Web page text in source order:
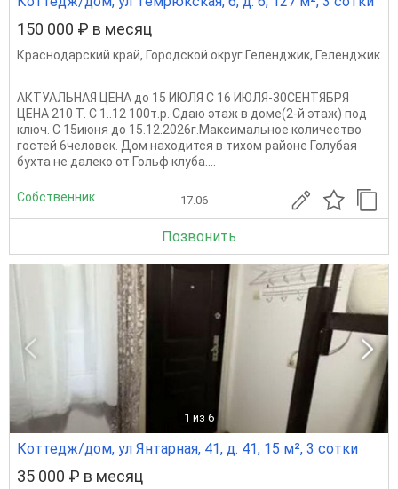
150 000 ₽ в месяц
Краснодарский край, Городской округ Геленджик, Геленджик
АКТУАЛЬНАЯ ЦЕНА до 15 ИЮЛЯ С 16 ИЮЛЯ-30СЕНТЯБРЯ
ЦЕНА 210 Т. С 1..12 100т.р. Сдаю этаж в доме(2-й этаж) под
ключ. С 15июня до 15.12.2026г.Максимальное количество
гостей 6человек. Дом находится в тихом районе Голубая
бухта не далеко от Гольф клуба....
Собственник 17.06
Позвонить
1 из 6
Коттедж/дом, ул Янтарная, 41, д. 41, 15 м², 3 сотки
35 000 ₽ в месяц